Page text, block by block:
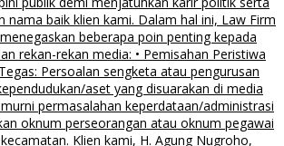
nama baik klien kami. Dalam hal ini, Law Firm
beberapa poin penting kepada
rekan-rekan media: • Pemisahan Peristiwa
Persoalan sengketa atau pengurusan
aset yang disuarakan di media
permasalahan keperdataan/administrasi
oknum perseorangan atau oknum pegawai
Klien kami, H. Agung Nugroho,